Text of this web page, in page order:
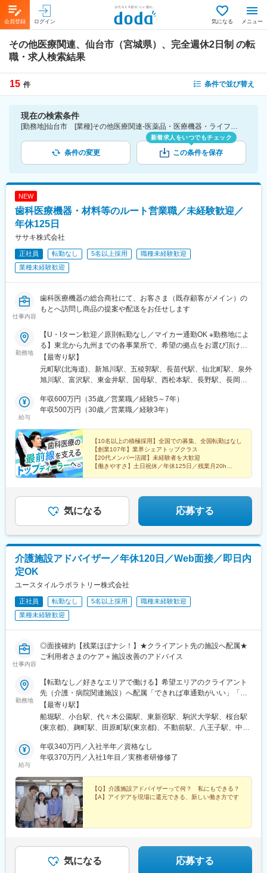
会員登録 ログイン 気になる メニュー
その他医療関連、仙台市（宮城県）、完全週休2日制 の転
職・求人検索結果
15 件 条件で並び替え
現在の検索条件
[勤務地]仙台市 [業種]その他医療関連-医薬品・医療機器・ライフサイエンス・医療系サービス [こだわり条件ピックアップ]完全週休2日制 [詳細条件](休日・働き方)完全週休2日制
条件の変更
新着求人をいつでもチェック
この条件を保存
NEW
歯科医療機器・材料等のルート営業職／未経験歓迎／
年休125日
ササキ株式会社
正社員 転勤なし 5名以上採用
職種未経験歓迎
業種未経験歓迎
仕事内容
歯科医療機器の総合商社にて、お客さま（既存顧客がメイン）の
もとへ訪問し商品の提案や配送をお任せします
勤務地
【U・Iターン歓迎／原則転勤なし／マイカー通勤OK ※勤務地によ
る】東北から九州までの各事業所で、希望の拠点をお選び頂けま
す！＜北海道エリア＞■札幌支店■旭川店■函館店＜東北エリア＞■
八戸店■盛岡支店■秋田店■仙台支店■山形営業所＜北陸エリア＞■
甲府支店■松本支店■長野店■長岡店＜首都圏エリア＞■東京支店■
玉鴻巣店■厚木支店■横浜支店■高崎営業所■情報機器開発営業部
（八王子支店内）＜東海エリア＞■岡崎支店■浜松支店■岐阜支店■
路店＜九州エリア＞■鹿児島支店■熊本店■沖縄店【本社】〒440-
8518 愛知県豊橋市八町通5-7☆豊橋駅より豊橋鉄道市内線乗車
『豊橋公園前下車』徒歩5分※敷地内喫煙可能場所あり
【最寄り駅】
元町駅(北海道)、新旭川駅、五稜郭駅、長苗代駅、仙北町駅、泉外
旭川駅、富沢駅、東金井駅、国母駅、西松本駅、長野駅、長岡
葉キャンパス駅、北与野駅、鴻巣駅、本厚木駅、伊勢佐木長者町
駅、高崎駅、京王八王子駅、美合駅、助信駅、西岐阜駅、久居
駅、神水交差点駅、美栄橋駅、日の出駅(東京都)、湯島駅、石川町
駅、八王子駅、ドーム前千代崎駅、騎射場駅、健軍校前駅、御茶
ノ水駅、関内駅、九条駅(大阪府)、二中通駅、八丁馬場駅
給与
年収600万円（35歳／営業職／経験5～7年）
年収500万円（30歳／営業職／経験3年）
【10名以上の積極採用】全国での募集、全国転勤はなし
【創業107年】業界シェアトップクラス
【20代メンバー活躍】未経験者を大歓迎
【働きやすさ】土日祝休／年休125日／残業月20h
気になる 応募する
介護施設アドバイザー／年休120日／Web面接／即日内
定OK
ユースタイルラボラトリー株式会社
正社員 転勤なし 5名以上採用
職種未経験歓迎
業種未経験歓迎
仕事内容
◎面接確約【残業ほぼナシ！】★クライアント先の施設へ配属★
ご利用者さまのケア＋施設改善のアドバイス
勤務地
【転勤なし／好きなエリアで働ける】希望エリアのクライアント
先（介護・病院関連施設）へ配属「できれば車通勤がいい」「未
経験なので先輩スタッフと一緒に働きたい」等ご相談ください！
━━【配属エリア】━━＜1＞北海道・東北／北海道、岩手※、宮
城、福島＜2＞北関東／茨城、栃木、群馬＜3＞首都圏／東京、神
岡、岐阜＜6＞関西／大阪、京都、兵庫、和歌山、奈良※＜7＞中
四国／広島※、岡山※＜8＞九州／福岡、熊本※、長崎※、大分※、鹿
長期的に築くことができます！（※印のエリアは経験者のみ採用中
です）☆勤務地住所は一例となります。━━【転居希望者向けの
働き方も】━━将来的に地元を離れたい方は、半年ほど地元勤務
後、東京神奈川など首都圏への転勤も可能！移住支援制度（費用
会社負担）もあり、早期キャリアアップも見込めます！
【最寄り駅】
船堀駅、小台駅、代々木公園駅、東新宿駅、駒沢大学駅、桜台駅
(東京都)、麹町駅、田原町駅(東京都)、不動前駅、八王子駅、中野
駅(函館本線)、新道東駅、西２８丁目駅、郡山駅(福島県)、愛子
駅、北仙台駅、泉中央駅、作並駅、境町駅、高崎駅、東武宇都宮
駅、和光市駅、岩槻駅、志久駅、戸塚安行駅、久喜駅、浜野駅、
六実駅、常盤平駅、みどり台駅、柏駅、小机駅、古淵駅、高座渋
谷駅、横浜駅、辻堂駅、淵野辺駅、いずみ中央駅、越後赤塚駅、
新潟駅、見附駅、名鉄岐阜駅、松本駅、積志駅、東静岡駅、桜橋
駅(静岡県)、小垣江駅、北新川駅、神領駅、名鉄名古屋駅、小野駅
駅、神宮丸太町駅、古市駅(大阪府)、大日駅、門真南駅、瑞光四丁
目駅、星ケ丘駅(大阪府)、城北公園通駅、南巽駅、崇禅寺駅、尼崎
駅(阪神線)、山陽天満駅、加古川駅、新神戸駅、住吉駅(兵庫県・
給与
年収340万円／入社半年／資格なし
年収370万円／入社1年目／実務者研修修了
【Q】介護施設アドバイザーって何？ 私にもできる？
【A】アイデアを現場に還元できる、新しい働き方です
気になる 応募する